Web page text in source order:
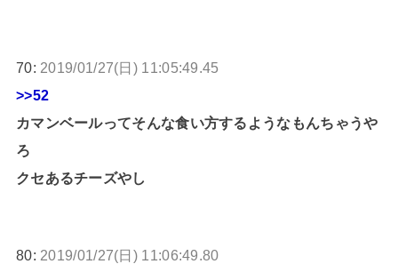
70: 2019/01/27(日) 11:05:49.45
>>52
カマンベールってそんな食い方するようなもんちゃうや
ろ
クセあるチーズやし
80: 2019/01/27(日) 11:06:49.80